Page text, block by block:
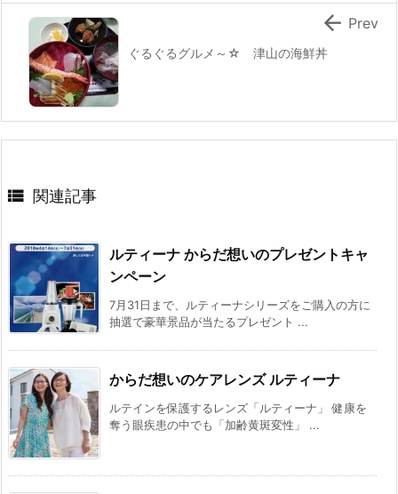
ぐるぐるグルメ～☆ 津山の海鮮丼
 Prev
 関連記事
ルティーナ からだ想いのプレゼントキャ
ンペーン
7月31日まで、ルティーナシリーズをご購入の方に
抽選で豪華景品が当たるプレゼント ...
からだ想いのケアレンズ ルティーナ
ルテインを保護するレンズ「ルティーナ」 健康を
奪う眼疾患の中でも「加齢黄斑変性」 ...